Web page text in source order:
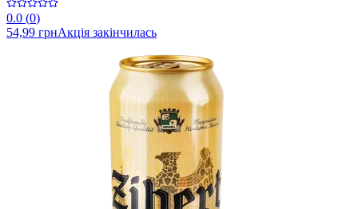
0.0 (0)
54,99 грнАкція закінчилась